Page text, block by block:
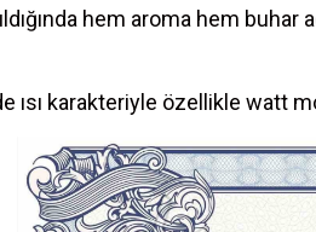
hem aroma hem
ısı karakteriyle özellikle watt